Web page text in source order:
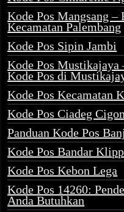
Kode Pos Mangsang
Kecamatan Palembang
Kode Pos Sipin Jambi
Kode Pos Mustikajaya
Kode Pos di
Kode Pos Kecamatan
Kode Pos Ciadeg
Panduan Kode Pos
Kode Pos Bandar
Kode Pos Kebon Lega
Kode Pos 14260:
Anda Butuhkan